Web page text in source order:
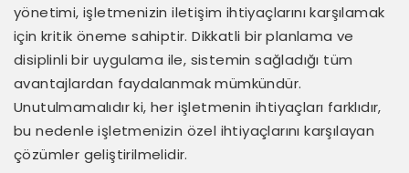
yönetimi, işletmenizin iletişim ihtiyaçlarını karşılamak
için kritik öneme sahiptir. Dikkatli bir planlama ve
disiplinli bir uygulama ile, sistemin sağladığı tüm
avantajlardan faydalanmak mümkündür.
Unutulmamalıdır ki, her işletmenin ihtiyaçları farklıdır,
bu nedenle işletmenizin özel ihtiyaçlarını karşılayan
çözümler geliştirilmelidir.